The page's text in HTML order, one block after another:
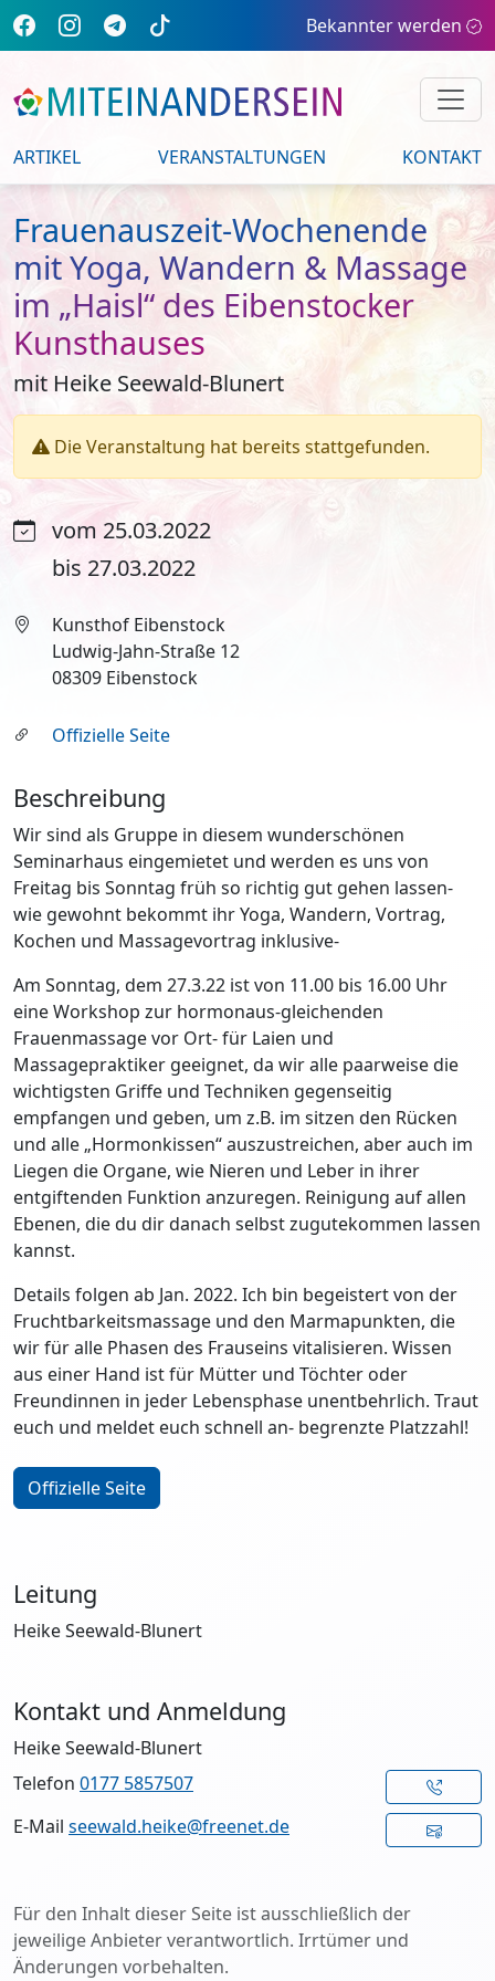
Bekannter werden
ARTIKEL VERANSTALTUNGEN KONTAKT
Frauenauszeit-Wochenende
mit Yoga, Wandern & Massage
im „Haisl“ des Eibenstocker
Kunsthauses
mit Heike Seewald-Blunert
Die Veranstaltung hat bereits stattgefunden.
vom 25.03.2022
bis 27.03.2022
Kunsthof Eibenstock
Ludwig-Jahn-Straße 12
08309 Eibenstock
Offizielle Seite
Beschreibung
Wir sind als Gruppe in diesem wunderschönen
Seminarhaus eingemietet und werden es uns von
Freitag bis Sonntag früh so richtig gut gehen lassen-
wie gewohnt bekommt ihr Yoga, Wandern, Vortrag,
Kochen und Massagevortrag inklusive-
Am Sonntag, dem 27.3.22 ist von 11.00 bis 16.00 Uhr
eine Workshop zur hormonaus-gleichenden
Frauenmassage vor Ort- für Laien und
Massagepraktiker geeignet, da wir alle paarweise die
wichtigsten Griffe und Techniken gegenseitig
empfangen und geben, um z.B. im sitzen den Rücken
und alle „Hormonkissen“ auszustreichen, aber auch im
Liegen die Organe, wie Nieren und Leber in ihrer
entgiftenden Funktion anzuregen. Reinigung auf allen
Ebenen, die du dir danach selbst zugutekommen lassen
kannst.
Details folgen ab Jan. 2022. Ich bin begeistert von der
Fruchtbarkeitsmassage und den Marmapunkten, die
wir für alle Phasen des Frauseins vitalisieren. Wissen
aus einer Hand ist für Mütter und Töchter oder
Freundinnen in jeder Lebensphase unentbehrlich. Traut
euch und meldet euch schnell an- begrenzte Platzzahl!
Offizielle Seite
Leitung
Heike Seewald-Blunert
Kontakt und Anmeldung
Heike Seewald-Blunert
Telefon 0177 5857507
E-Mail seewald.heike@freenet.de
Für den Inhalt dieser Seite ist ausschließlich der
jeweilige Anbieter verantwortlich. Irrtümer und
Änderungen vorbehalten.